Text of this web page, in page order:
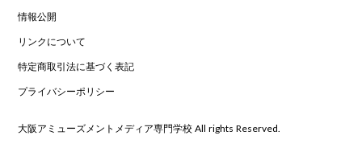
情報公開
リンクについて
特定商取引法に基づく表記
プライバシーポリシー
大阪アミューズメントメディア専門学校 All rights Reserved.